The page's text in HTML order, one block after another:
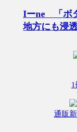
Iーne 「ボ
地方にも浸
通販